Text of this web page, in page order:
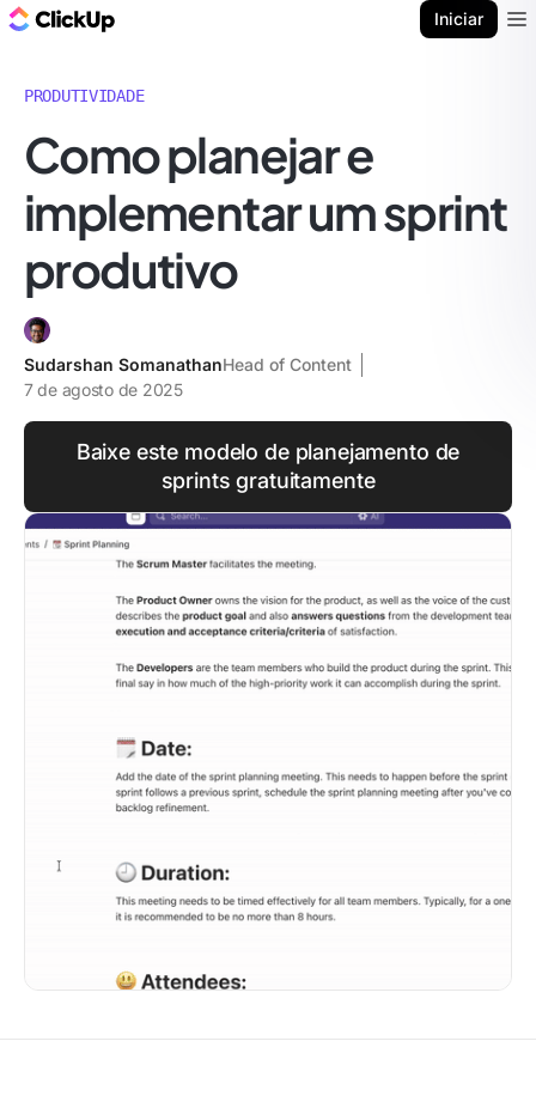
Iniciar
PRODUTIVIDADE
Como planejar e
implementar um sprint
produtivo
Sudarshan SomanathanHead of Content
7 de agosto de 2025
Baixe este modelo de planejamento de
sprints gratuitamente